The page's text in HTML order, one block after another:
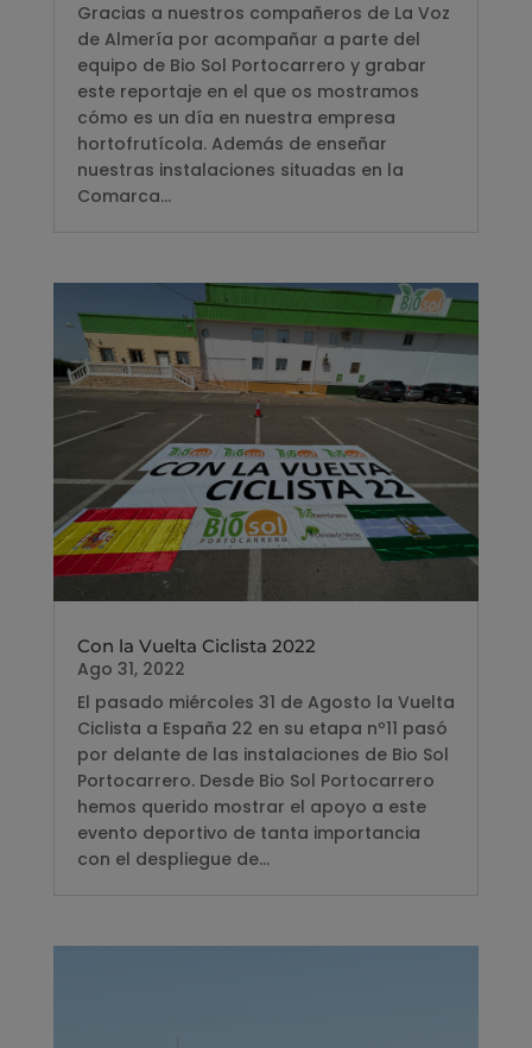
Gracias a nuestros compañeros de La Voz
de Almería por acompañar a parte del
equipo de Bio Sol Portocarrero y grabar
este reportaje en el que os mostramos
cómo es un día en nuestra empresa
hortofrutícola. Además de enseñar
nuestras instalaciones situadas en la
Comarca...
Con la Vuelta Ciclista 2022
Ago 31, 2022
El pasado miércoles 31 de Agosto la Vuelta
Ciclista a España 22 en su etapa nº11 pasó
por delante de las instalaciones de Bio Sol
Portocarrero. Desde Bio Sol Portocarrero
hemos querido mostrar el apoyo a este
evento deportivo de tanta importancia
con el despliegue de...